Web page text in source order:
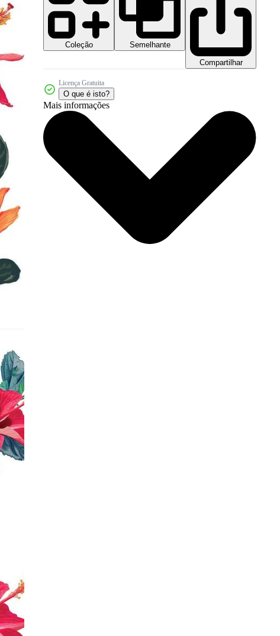
Coleção
Semelhante
Compartilhar
Licença Gratuita
O que é isto?
Mais informações